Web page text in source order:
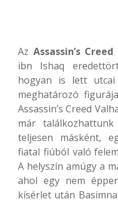
Az Assassin’s
ibn Ishaq
hogyan is lett
meghatározó
Assassin’s Creed
már
teljesen másként,
fiatal fiúból való
A helyszín amúgy a
ahol egy nem
kísérlet után